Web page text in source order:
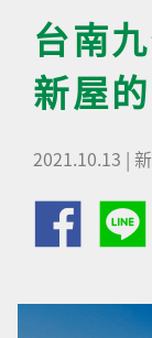
台南
新屋
2021.10.13 |